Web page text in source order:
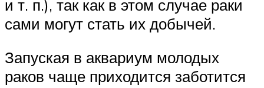
и т. п.), так как в этом случае раки
сами могут стать их добычей.
Запуская в аквариум молодых
раков чаще приходится заботится